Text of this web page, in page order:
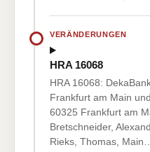
VERÄNDERUNGEN
HRA 16068
HRA 16068:
Frankfurt am Main
60325 Frankfurt am
Bretschneider,
Rieks, Thomas, Main…